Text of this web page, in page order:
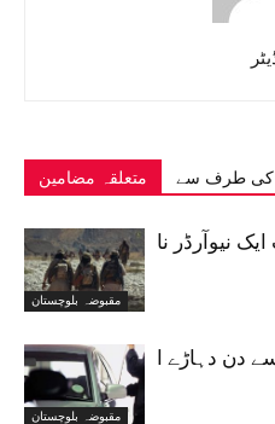
متعلقہ مضامین کی طرف سے
مقبوضہ بلوچستان
مقبوضہ بلوچستان